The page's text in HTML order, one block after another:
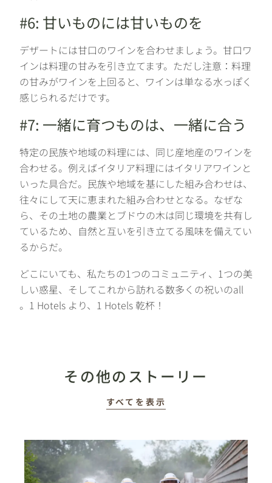
#6: 甘いものには甘いものを
デザートには甘口のワインを合わせましょう。甘口ワ
インは料理の甘みを引き立てます。ただし注意：料理
の甘みがワインを上回ると、ワインは単なる水っぽく
感じられるだけです。
#7: 一緒に育つものは、一緒に合う
特定の民族や地域の料理には、同じ産地産のワインを
合わせる。例えばイタリア料理にはイタリアワインと
いった具合だ。民族や地域を基にした組み合わせは、
往々にして天に恵まれた組み合わせとなる。なぜな
ら、その土地の農業とブドウの木は同じ環境を共有し
ているため、自然と互いを引き立てる風味を備えてい
るからだ。
どこにいても、私たちの1つのコミュニティ、1つの美
しい惑星、そしてこれから訪れる数多くの祝いのall
。1 Hotels より、1 Hotels 乾杯！
その他のストーリー
すべてを表示